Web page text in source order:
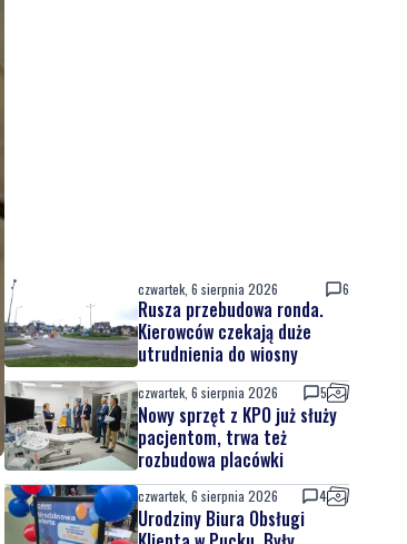
czwartek, 6 sierpnia 2026 6
Rusza przebudowa ronda.
Kierowców czekają duże
utrudnienia do wiosny
czwartek, 6 sierpnia 2026 5
Nowy sprzęt z KPO już służy
pacjentom, trwa też
rozbudowa placówki
czwartek, 6 sierpnia 2026 4
Urodziny Biura Obsługi